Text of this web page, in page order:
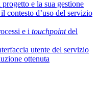
e la sua gestione
contesto d’uso del servizio
e i touchpointdel
utente del servizio
ottenuta